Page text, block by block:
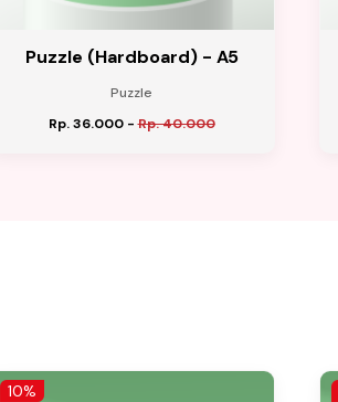
Puzzle (Hardboard) - A5
Puzzle
Rp. 36.000-Rp. 40.000
10%